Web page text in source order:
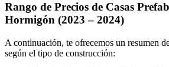
Rango de Precios de Casas
Hormigón (2023 – 2024)
A continuación, te ofrecemos un resumen
según el tipo de construcción: